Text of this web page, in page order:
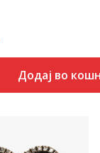
Додај во